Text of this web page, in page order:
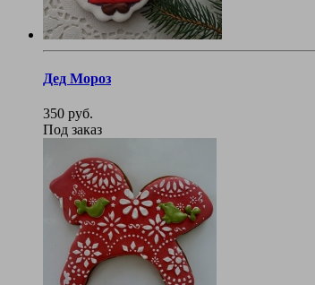
Дед Мороз
350 руб.
Под заказ